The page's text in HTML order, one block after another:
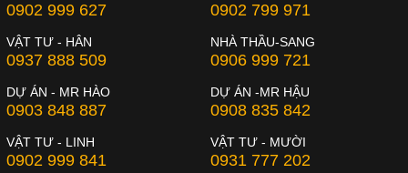
0902 999 627 0902 799 971
VẬT TƯ - HÂN
0937 888 509
NHÀ THẦU-SANG
0906 999 721
DỰ ÁN - MR HÀO
0903 848 887
DỰ ÁN -MR HẬU
0908 835 842
VẬT TƯ - LINH
0902 999 841
VẬT TƯ - MƯỜI
0931 777 202